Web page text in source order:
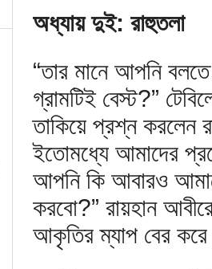
অধ্যায় দুই: রাহুতলা
“তার মানে আপনি
গ্রামটিই বেস্ট?”
তাকিয়ে প্রশ্ন করলেন
ইতোমধ্যে আমাদের
আপনি কি আবারও
করবো?” রায়হান
আকৃতির ম্যাপ বের করে